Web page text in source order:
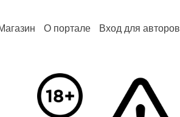
О портале Вход для авторов